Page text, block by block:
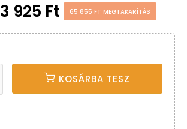
925 Ft 65 855 FT MEGTAKARÍTÁS
KOSÁRBA TESZ